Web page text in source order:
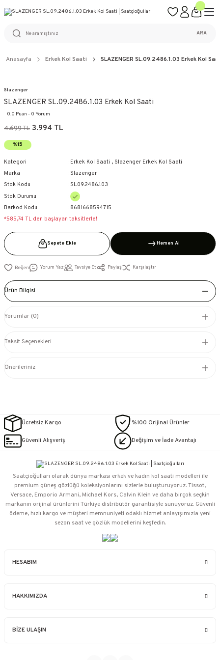
%100 ORİJİNAL ÜRÜN GARANTİSİ
ARA
Anasayfa Erkek Kol Saati SLAZENGER SL.09.2486.1.03 Erkek Kol
Slazenger
SLAZENGER SL.09.2486.1.03 Erkek Kol Saati
0.0 Puan - 0 Yorum
4.699 TL 3.994 TL
%15
Kategori Erkek Kol Saati , Slazenger Erkek Kol Saati
Marka
Slazenger
Stok Kodu
SL.09.2486.1.03
Stok Durumu
Barkod Kodu
8681668594715
*585,74 TL den başlayan taksitlerle!
Sepete Ekle Hemen Al
Yorum Yaz Tavsiye Et Paylaş Karşılaştır
Ürün Bilgisi
Yorumlar (0)
Taksit Seçenekleri
Önerileriniz
Ücretsiz Kargo %100 Orijinal Ürünler
Güvenli Alışveriş Değişim ve İade Avantajı
HESABIM
HAKKIMIZDA
BİZE ULAŞIN
Saatçioğulları⁠ olarak dünya markası erkek ve kadın kol saati modelleri ile
premium güneş gözlüğü koleksiyonlarını sizlerle buluşturuyoruz. Tissot,
Versace, Emporio Armani, Michael Kors, Calvin Klein ve daha birçok seçkin
markanın orijinal ürünlerini Türkiye distribütör garantisiyle sunuyoruz. Güvenli
ödeme, hızlı kargo ve müşteri memnuniyeti odaklı hizmet anlayışımızla yeni
sezon saat ve gözlük modellerini keşfedin.